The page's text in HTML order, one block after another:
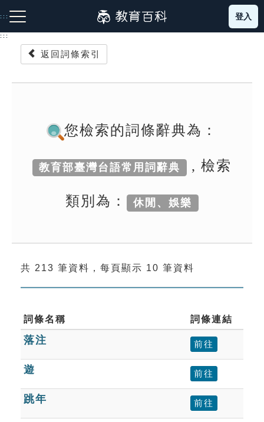
到
主
:::
生字詞彙表
成語故事
索引選單
單字索引
生命大百科索引
遊戲專區
教學應用
登入
:::
返回詞條索引
您檢索的詞條辭典為：
教育部臺灣台語常用詞辭典 , 檢索
類別為： 休閒、娛樂
共 213 筆資料，每頁顯示 10 筆資料
詞條名稱 詞條連結
落注 前往
遊 前往
跳年 前往